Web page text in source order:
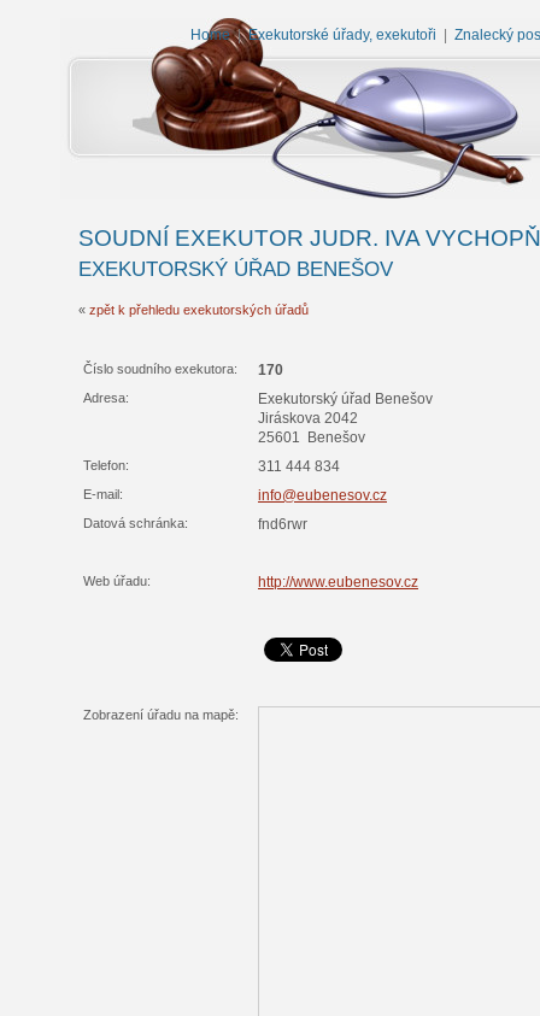
Home|Exekutorské úřady, exekutoři Znalecký
SOUDNÍ EXEKUTOR JUDR. IVA
EXEKUTORSKÝ ÚŘAD BENEŠOV
« zpět k přehledu exekutorských úřadů
Číslo soudního exekutora: 170
Adresa:
Exekutorský úřad Benešov
Jiráskova 2042
25601 Benešov
Telefon: 311 444 834
E-mail: info@eubenesov.cz
Datová schránka: fnd6rwr
Web úřadu: http://www.eubenesov.cz
Zobrazení úřadu na mapě: